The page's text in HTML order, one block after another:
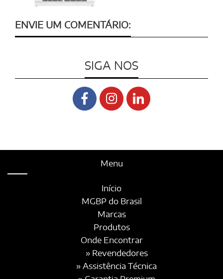
ENVIE UM COMENTÁRIO:
SIGA NOS
Menu
Início
MGBP do Brasil
Marcas
Produtos
Onde Encontrar
» Revendedores
» Assistência Técnica